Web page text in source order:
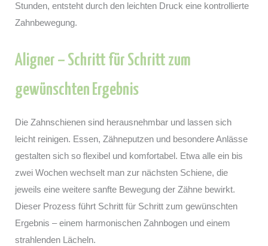
Stunden, entsteht durch den leichten Druck eine kontrollierte
Zahnbewegung.
Aligner – Schritt für Schritt zum
gewünschten Ergebnis
Die Zahnschienen sind herausnehmbar und lassen sich
leicht reinigen. Essen, Zähneputzen und besondere Anlässe
gestalten sich so flexibel und komfortabel. Etwa alle ein bis
zwei Wochen wechselt man zur nächsten Schiene, die
jeweils eine weitere sanfte Bewegung der Zähne bewirkt.
Dieser Prozess führt Schritt für Schritt zum gewünschten
Ergebnis – einem harmonischen Zahnbogen und einem
strahlenden Lächeln.